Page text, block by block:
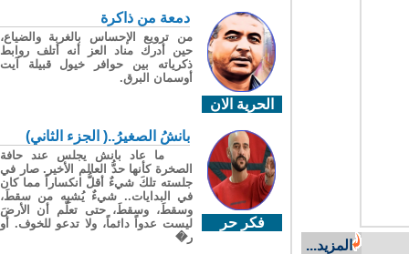
المزيد...
الحرية الان
دمعة من ذاكرة
من ترويع الإحساس بالغربة والضياع،
حين أدرك مناد العز أنه أتلف روابط
ذكرياته بين حوافر خيول قبيلة آيت
أوسمان البرق.
فكر حر
بانشُ الصغيرُ..( الجزء الثاني)
ما عاد بانش يجلس عند حافة
الصخرة كأنها حدُّ العالم الأخير. صار في
جلسته تلكَ شيءٌ أقلُّ انكساراً مما كان
في البدايات.. شيءٌ يُشبِه من سقطَ،
وسقطَ، وسقطَ، حتى تعلّم أن الأرضَ
ليست عدواً دائماً، ولا تدعو للخوف. أو
ر�